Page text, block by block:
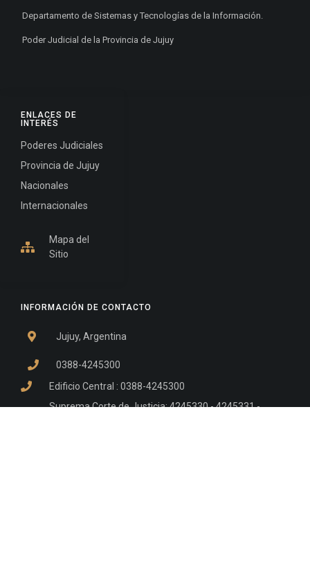
INFORMACIÓN DE CONTACTO
Jujuy, Argentina
0388-4245300
Edificio Central : 0388-4245300
Suprema Corte de Justicia: 4245330 - 4245331 -
ENLACES DE
INTERÉS
Poderes Judiciales
Provincia de Jujuy
Nacionales
Internacionales
Mapa del
Sitio
Departamento de Sistemas y Tecnologías de la Información.
Poder Judicial de la Provincia de Jujuy